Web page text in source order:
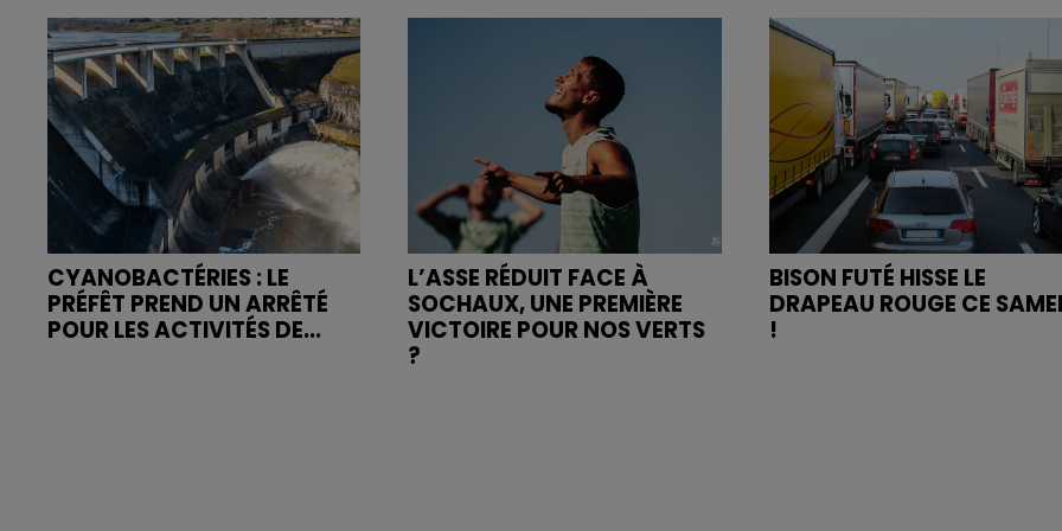
CYANOBACTÉRIES : LE
PRÉFÊT PREND UN ARRÊTÉ
POUR LES ACTIVITÉS DE...
L’ASSE RÉDUIT FACE À
SOCHAUX, UNE PREMIÈRE
VICTOIRE POUR NOS VERTS
?
BISON FUTÉ HISSE LE
DRAPEAU ROUGE CE
!